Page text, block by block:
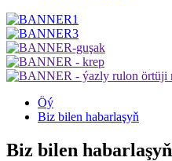
Öý
Biz bilen habarlaşyň
Biz bilen habarlaşyň